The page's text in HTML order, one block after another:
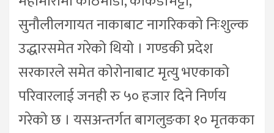
सुनौलीलगायत नाकाबाट नागरिकको निःशुल्क
उद्धारसमेत गरेको थियो । गण्डकी प्रदेश
सरकारले समेत कोरोनाबाट मृत्यु भएकाको
परिवारलाई जनही रु ५० हजार दिने निर्णय
गरेको छ । यसअन्तर्गत बागलुङका १० मृतकका